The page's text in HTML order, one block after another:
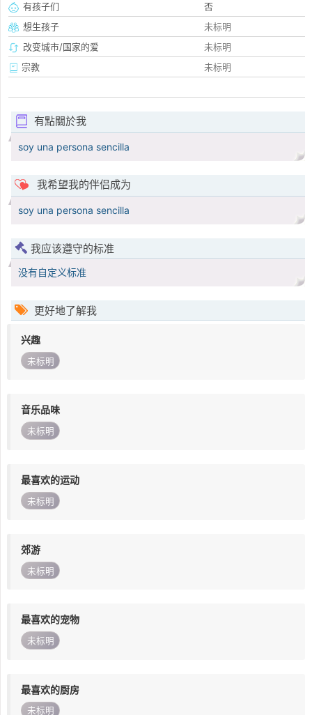
有孩子们
否
想生孩子
未标明
改变城市/国家的爱
未标明
宗教
未标明
有點關於我
soy una persona sencilla
我希望我的伴侣成为
soy una persona sencilla
我应该遵守的标准
没有自定义标准
更好地了解我
兴趣
未标明
音乐品味
未标明
最喜欢的运动
未标明
郊游
未标明
最喜欢的宠物
未标明
最喜欢的厨房
未标明